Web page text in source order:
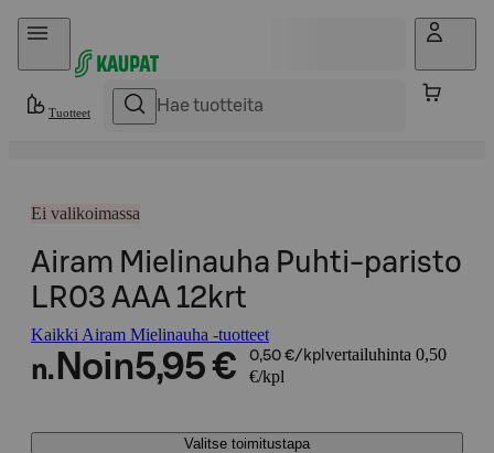
Hyppää sisältöön
Tuotteet
Ei valikoimassa
Airam Mielinauha Puhti-paristo
LR03 AAA 12krt
Kaikki Airam Mielinauha -tuotteet
n. Noin5,95 € 0,50 €/kpl vertailuhinta 0,50
€/kpl
Valitse toimitustapa